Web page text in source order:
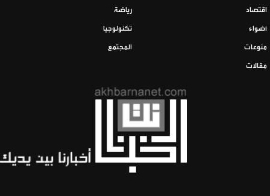
اقتصاد رياضة
أضواء تكنولوجيا
منوعات المجتمع
مقالات